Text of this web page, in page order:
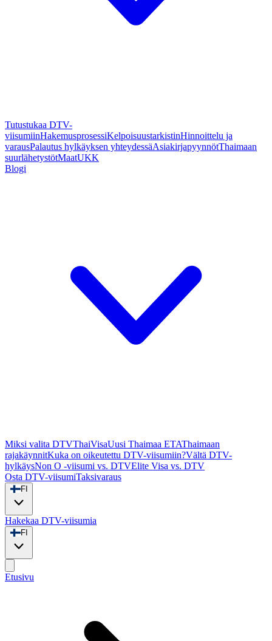
Tutustukaa DTV-
viisumiinHakemusprosessiKelpoisuustarkistinHinnoittelu ja
varausPalautus hylkäyksen yhteydessäAsiakirjapyynnötThaimaan
suurlähetystötMaatUKK
Blogi
Miksi valita DTVThaiVisaUusi Thaimaa ETAThaimaan
rajakäynnitKuka on oikeutettu DTV-viisumiin?Vältä DTV-
hylkäysNon O -viisumi vs. DTVElite Visa vs. DTV
Osta DTV-viisumiTaksivaraus
FI
Hakekaa DTV-viisumia
FI
Etusivu